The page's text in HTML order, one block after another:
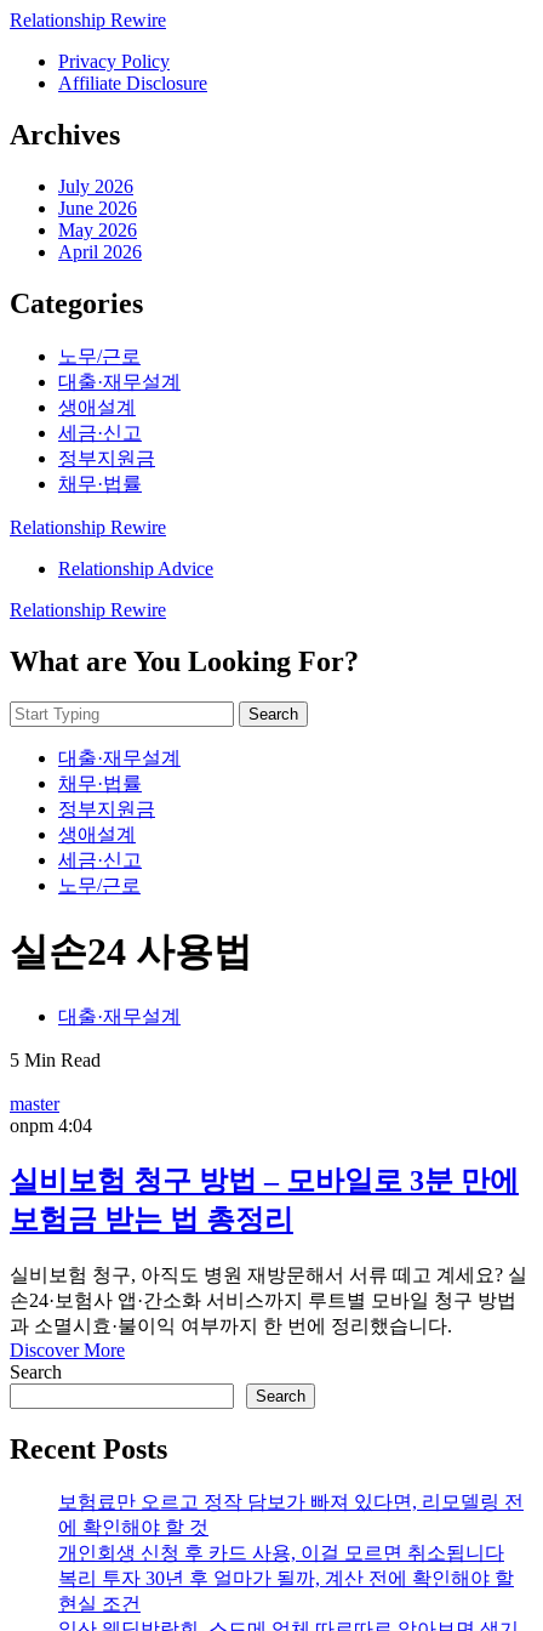
Relationship Rewire
Privacy Policy
Affiliate Disclosure
Archives
July 2026
June 2026
May 2026
April 2026
Categories
노무/근로
대출·재무설계
생애설계
세금·신고
정부지원금
채무·법률
Relationship Rewire
Relationship Advice
Relationship Rewire
What are You Looking For?
Search
대출·재무설계
채무·법률
정부지원금
생애설계
세금·신고
노무/근로
실손24 사용법
대출·재무설계
5 Min Read
master
onpm 4:04
실비보험 청구 방법 – 모바일로 3분 만에
보험금 받는 법 총정리
실비보험 청구, 아직도 병원 재방문해서 서류 떼고 계세요? 실
손24·보험사 앱·간소화 서비스까지 루트별 모바일 청구 방법
과 소멸시효·불이익 여부까지 한 번에 정리했습니다.
Discover More
Search
Search
Recent Posts
보험료만 오르고 정작 담보가 빠져 있다면, 리모델링 전
에 확인해야 할 것
개인회생 신청 후 카드 사용, 이걸 모르면 취소됩니다
복리 투자 30년 후 얼마가 될까, 계산 전에 확인해야 할
현실 조건